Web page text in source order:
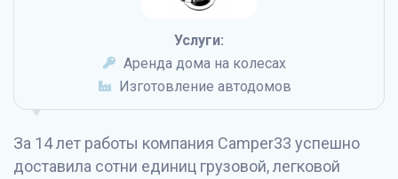
Услуги:
Аренда дома на колесах
Изготовление автодомов
За 14 лет работы компания Camper33 успешно
доставила сотни единиц грузовой, легковой